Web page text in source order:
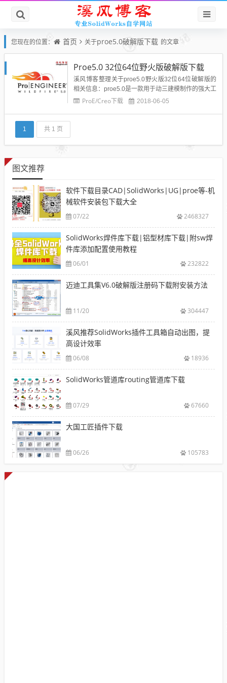
您现在的位置： 首页 关于proe5.0破解版下载 的文章
Proe5.0 32位64位野火版破解版下载
溪风博客整理关于proe5.0野火版32位64位破解版的
相关信息：proe5.0是一款用于动三建模制作的强大工
具。proe5.0能够给用户带来最出色的建模制作机制，
ProE/Creo下载 2018-06-05
1 共 1 页
图文推荐
软件下载目录CAD|SolidWorks|UG|proe等-机
械软件安装包下载大全
07/22 2468327
SolidWorks焊件库下载|铝型材库下载|附sw焊
件库添加配置使用教程
06/01 232822
迈迪工具集V6.0破解版注册码下载附安装方法
11/20 304447
溪风推荐SolidWorks插件工具箱自动出图，提
高设计效率
06/08 18936
SolidWorks管道库routing管道库下载
07/29 67660
大国工匠插件下载
06/26 105783